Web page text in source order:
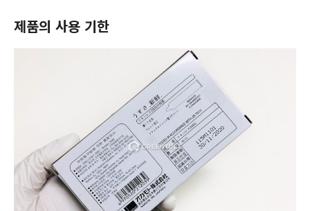
제품의 사용 기한